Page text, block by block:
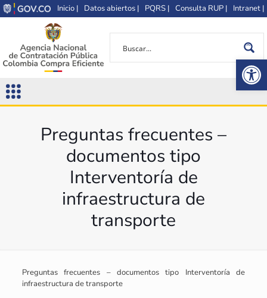
Inicio | Datos abiertos | PQRS | Consulta RUP | Intranet |
Preguntas frecuentes –
documentos tipo
Interventoría de
infraestructura de
transporte
Preguntas frecuentes – documentos tipo Interventoría de
infraestructura de transporte